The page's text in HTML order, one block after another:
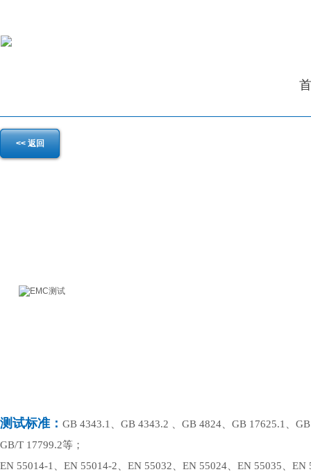
<< 返回
测试标准： GB 4343.1、GB 4343.2 、GB 4824、GB 17625.1、
GB/T 17799.2等；
EN 55014-1、EN 55014-2、EN 55032、EN 55024、EN 55035、